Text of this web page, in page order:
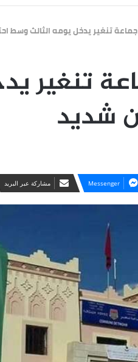
تنغير يدخل يومه الثالث وسط
تنغير
شديد
Messenger مشاركة عبر البريد